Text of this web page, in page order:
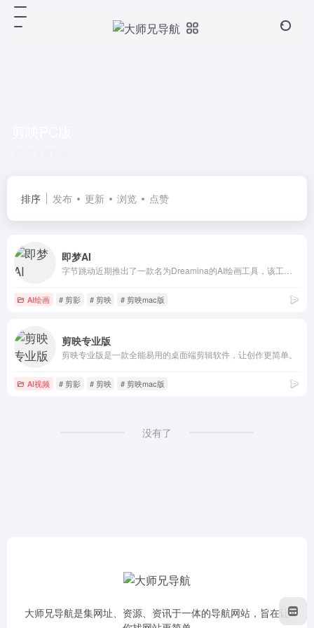
排序 发布 更新 浏览 点赞
即梦AI
AI绘画 # 剪影 # 剪映 # 剪映mac版
剪映专业版
剪映专业版是一款全能易用的桌面端剪辑软件，让创作更简单。
AI视频 # 剪影 # 剪映 # 剪映mac版
没有了
大师兄导航是集网址、资源、资讯于一体的导航网站，旨在让